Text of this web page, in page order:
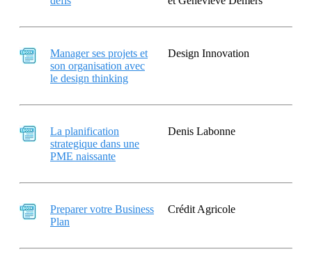
Manager ses projets et
son organisation avec
le design thinking
Design Innovation
La planification
strategique dans une
PME naissante
Denis Labonne
Preparer votre Business
Plan
Crédit Agricole